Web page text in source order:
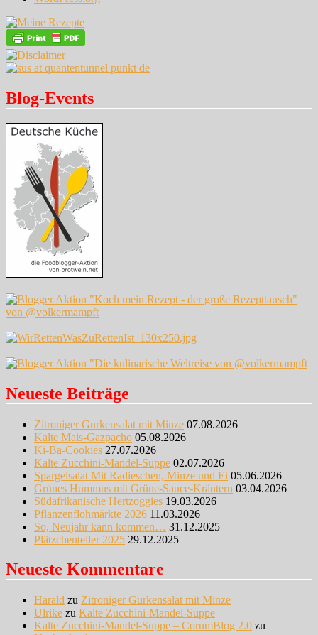
Blog-Events
Neueste Beiträge
Zitroniger Gurkensalat mit Minze 07.08.2026
Kalte Mais-Gazpacho 05.08.2026
Ki-Ba-Cookies 27.07.2026
Kalte Zucchini-Mandel-Suppe 02.07.2026
Spargelsalat Mit Radieschen, Minze und Ei 05.06.2026
Grünes Hummus mit Grüne-Sauce-Kräutern 03.04.2026
Südafrikanische Hertzoggies 19.03.2026
Pflanzenflohmärkte 2026 11.03.2026
So, Neujahr kann kommen… 31.12.2025
Plätzchenteller 2025 29.12.2025
Neueste Kommentare
Harald zu Zitroniger Gurkensalat mit Minze
Ulrike zu Kalte Zucchini-Mandel-Suppe
Kalte Zucchini-Mandel-Suppe – CorumBlog 2.0 zu